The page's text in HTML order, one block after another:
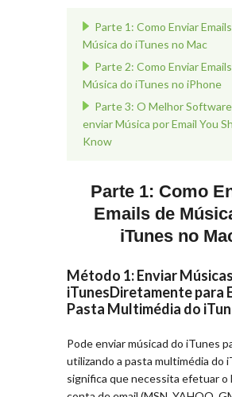
Parte 1: Como Enviar
Música do iTunes no Mac
Parte 2: Como Enviar
Música do iTunes no iPhone
Parte 3: O Melhor
enviar Música por Email You
Know
Parte 1: Como
Emails de
iTunes no
Método 1: Enviar
iTunesDiretamente para
Pasta Multimédia do
Pode enviar músicad do iTunes
utilizando a pasta multimédia do
significa que necessita efetuar o